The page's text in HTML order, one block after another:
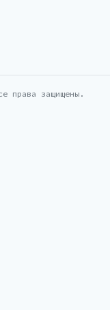
права защищены.